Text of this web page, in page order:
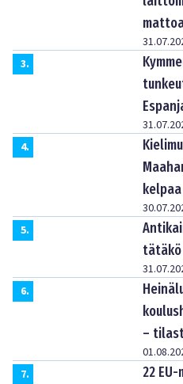
3.
4.
5.
tätäkö
6.
–
7.
22